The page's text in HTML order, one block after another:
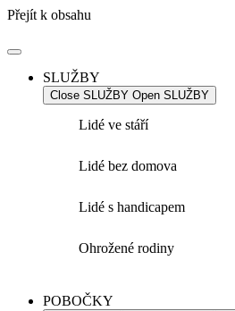
Přejít k obsahu
SLUŽBY
Close SLUŽBY Open SLUŽBY
Lidé ve stáří
Lidé bez domova
Lidé s handicapem
Ohrožené rodiny
POBOČKY